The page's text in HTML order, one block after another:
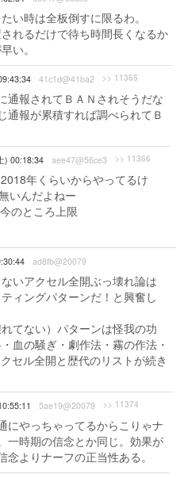
い時は全板倒すに限るわ。
れるだけで待ち時間長くなるか
い。
41c1d@41ba2 >> 11365
通報されてＢＡＮされそうだな
通報が累積すれば調べられてＢ
) 00:18:34 aee47@56ce3 >> 11366
年くらいからやってるけ
いんだよねー
のところ上限
ad8fb@20079
いアクセル全開ぶっ壊れ論は
ィングパターンだ！と興奮し
てない）パターンは怪我の功
血の騒ぎ・劇作法・霧の作法・
セル全開と歴代のリストが続き
5ae19@20079 >> 11374
にやっちゃってるからこりゃナ
一時期の信念とか同じ。効果が
よりナーフの正当性ある。